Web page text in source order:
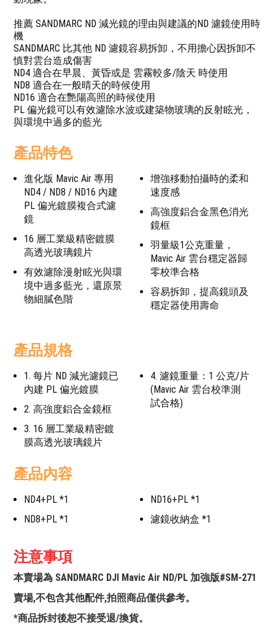
推薦 SANDMARC ND 減光鏡的理由與建議的ND 濾鏡使用時
機
SANDMARC 比其他 ND 濾鏡容易拆卸，不用擔心因拆卸不
慎對雲台造成傷害
ND4 適合在早晨、黃昏或是 雲霧較多/陰天 時使用
ND8 適合在一般晴天的時候使用
ND16 適合在艷陽高照的時候使用
PL 偏光鏡可以有效濾除水波或建築物玻璃的反射眩光，
與環境中過多的藍光
產品特色
進化版 Mavic Air 專用
ND4 / ND8 / ND16 內建
PL 偏光鍍膜複合式濾
鏡
16 層工業級精密鍍膜
高透光玻璃鏡片
有效濾除漫射眩光與環
境中過多藍光，還原景
物細膩色階
增強移動拍攝時的柔和
速度感
高強度鋁合金黑色消光
鏡框
羽量級1公克重量，
Mavic Air 雲台穩定器歸
零校準合格
容易拆卸，提高鏡頭及
穩定器使用壽命
產品規格
1. 每片 ND 減光濾鏡已
內建 PL 偏光鍍膜
2. 高強度鋁合金鏡框
3. 16 層工業級精密鍍
膜高透光玻璃鏡片
4. 濾鏡重量：1 公克/片
(Mavic Air 雲台校準測
試合格)
產品內容
ND4+PL *1
ND8+PL *1
ND16+PL *1
濾鏡收納盒 *1
注意事項
本賣場為 SANDMARC DJI Mavic Air ND/PL 加強版#SM-271
賣場,不包含其他配件,拍照商品僅供參考。
*商品拆封後恕不接受退/換貨。